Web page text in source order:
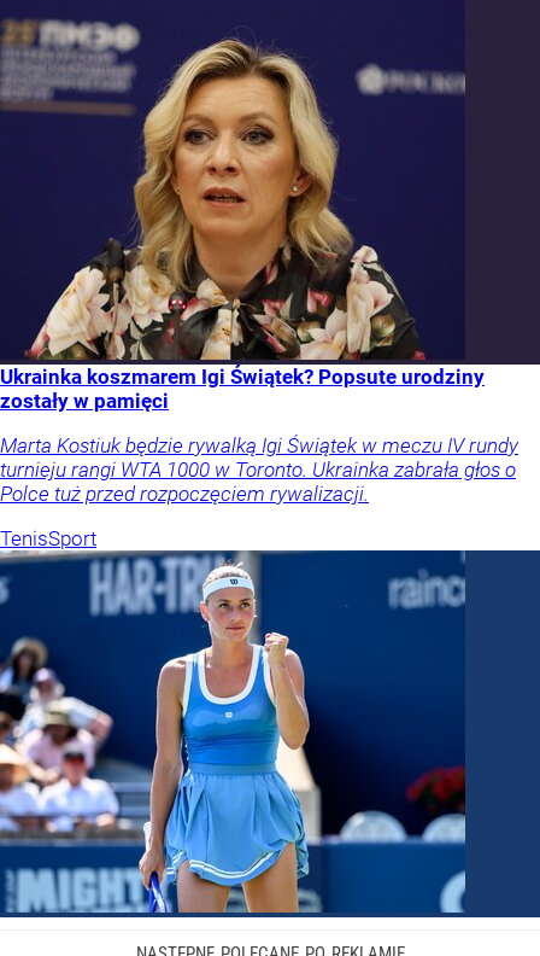
Ukrainka koszmarem Igi Świątek? Popsute urodziny
zostały w pamięci
Marta Kostiuk będzie rywalką Igi Świątek w meczu IV rundy
turnieju rangi WTA 1000 w Toronto. Ukrainka zabrała głos o
Polce tuż przed rozpoczęciem rywalizacji.
TenisSport